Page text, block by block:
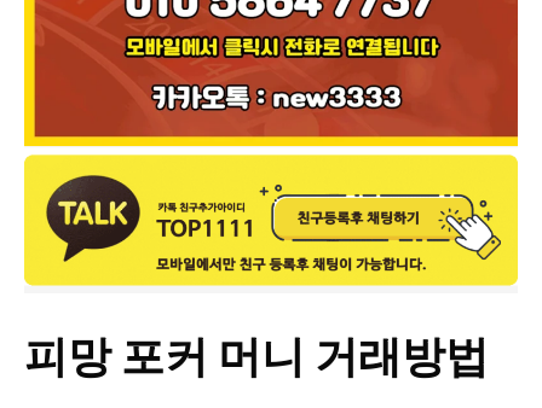
피망 포커 머니 거래방법